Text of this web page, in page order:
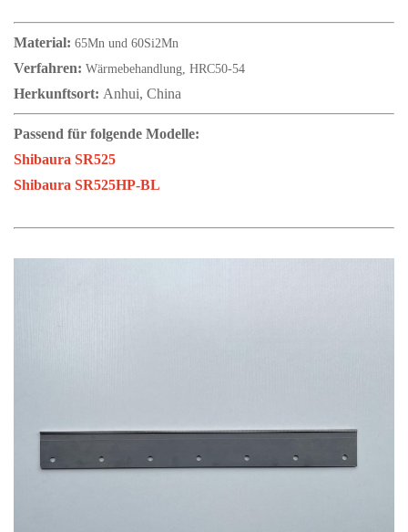
Material: 65Mn und 60Si2Mn
Verfahren: Wärmebehandlung, HRC50-54
Herkunftsort: Anhui, China
Passend für folgende Modelle:
Shibaura SR525
Shibaura SR525HP-BL